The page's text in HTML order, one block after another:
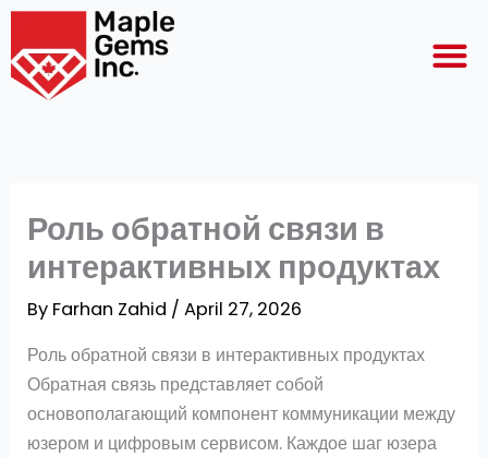
Skip
content
Роль обратной связи в
интерактивных продуктах
By Farhan Zahid /April 27, 2026
Роль обратной связи в интерактивных продуктах
Обратная связь представляет собой
основополагающий компонент коммуникации между
юзером и цифровым сервисом. Каждое шаг юзера